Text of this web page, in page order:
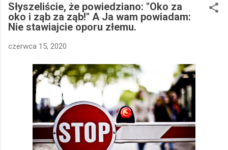
Słyszeliście, że powiedziano: "Oko za
oko i ząb za ząb!" A Ja wam powiadam:
Nie stawiajcie oporu złemu.
czerwca 15, 2020